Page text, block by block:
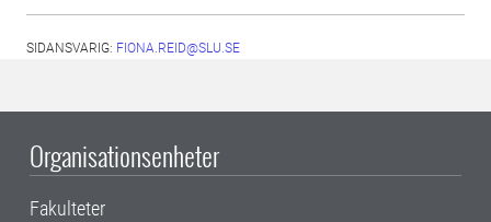
SIDANSVARIG: FIONA.REID@SLU.SE
Organisationsenheter
Fakulteter